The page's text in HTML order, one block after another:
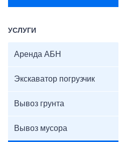
УСЛУГИ
Аренда АБН
Экскаватор погрузчик
Вывоз грунта
Вывоз мусора